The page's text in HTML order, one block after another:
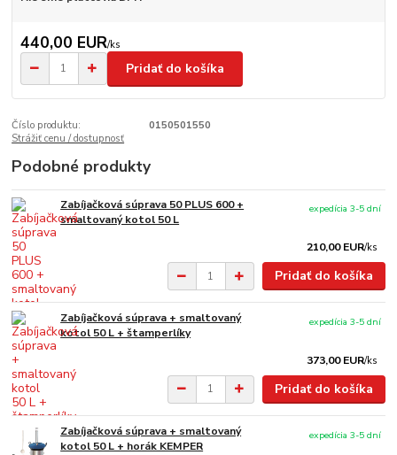
440,00 EUR/ks
Pridať do košíka
Číslo produktu:
0150501550
Strážiť cenu / dostupnosť
Podobné produkty
Zabíjačková súprava 50 PLUS 600 +
smaltovaný kotol 50 L
210,00 EUR/ks
expedícia 3-5 dní
Pridať do košíka
Zabíjačková súprava + smaltovaný
kotol 50 L + štamperlíky
373,00 EUR/ks
expedícia 3-5 dní
Pridať do košíka
Zabíjačková súprava + smaltovaný
kotol 50 L + horák KEMPER
expedícia 3-5 dní